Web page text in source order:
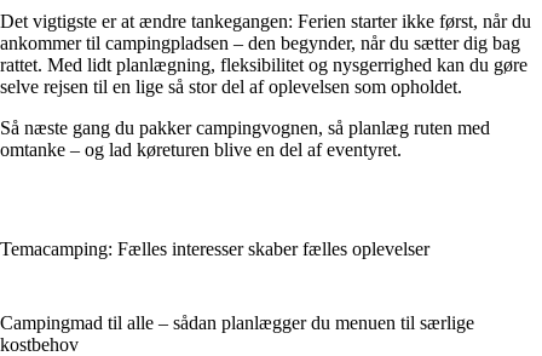
Det vigtigste er at ændre tankegangen: Ferien starter ikke først, når du
ankommer til campingpladsen – den begynder, når du sætter dig bag
rattet. Med lidt planlægning, fleksibilitet og nysgerrighed kan du gøre
selve rejsen til en lige så stor del af oplevelsen som opholdet.
Så næste gang du pakker campingvognen, så planlæg ruten med
omtanke – og lad køreturen blive en del af eventyret.
Temacamping: Fælles interesser skaber fælles oplevelser
Campingmad til alle – sådan planlægger du menuen til særlige
kostbehov